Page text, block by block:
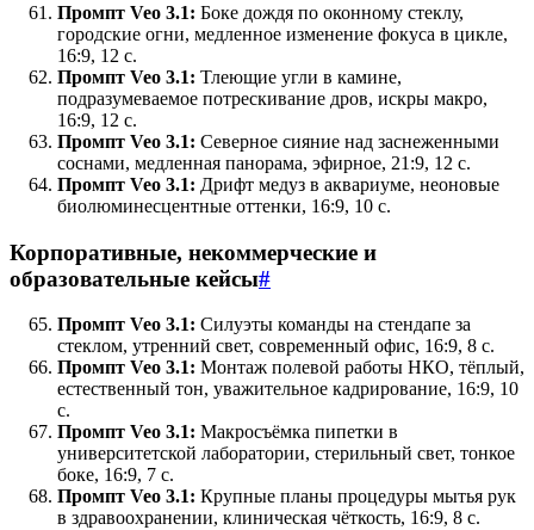
Промпт Veo 3.1: Боке дождя по оконному стеклу,
городские огни, медленное изменение фокуса в цикле,
16:9, 12 с.
Промпт Veo 3.1: Тлеющие угли в камине,
подразумеваемое потрескивание дров, искры макро,
16:9, 12 с.
Промпт Veo 3.1: Северное сияние над заснеженными
соснами, медленная панорама, эфирное, 21:9, 12 с.
Промпт Veo 3.1: Дрифт медуз в аквариуме, неоновые
биолюминесцентные оттенки, 16:9, 10 с.
Корпоративные, некоммерческие и
образовательные кейсы#
Промпт Veo 3.1: Силуэты команды на стендапе за
стеклом, утренний свет, современный офис, 16:9, 8 с.
Промпт Veo 3.1: Монтаж полевой работы НКО, тёплый,
естественный тон, уважительное кадрирование, 16:9, 10
с.
Промпт Veo 3.1: Макросъёмка пипетки в
университетской лаборатории, стерильный свет, тонкое
боке, 16:9, 7 с.
Промпт Veo 3.1: Крупные планы процедуры мытья рук
в здравоохранении, клиническая чёткость, 16:9, 8 с.